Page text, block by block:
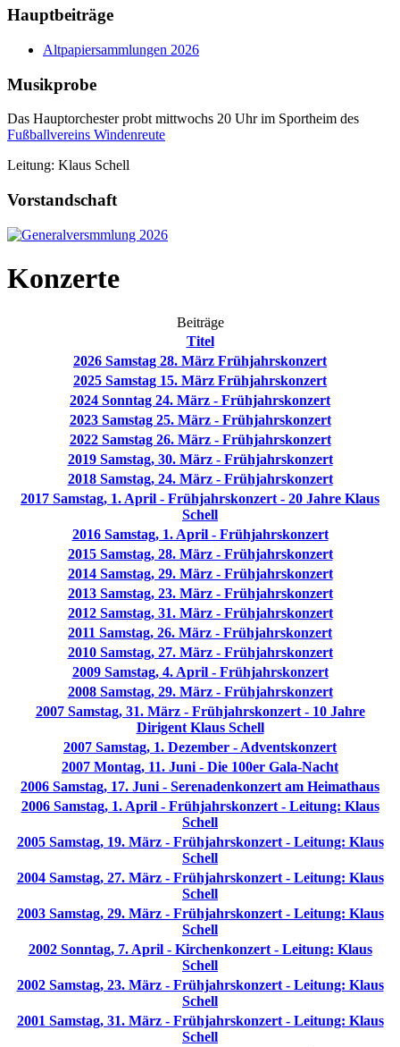
Hauptbeiträge
Altpapiersammlungen 2026
Musikprobe
Das Hauptorchester probt mittwochs 20 Uhr im Sportheim des
Fußballvereins Windenreute
Leitung: Klaus Schell
Vorstandschaft
Konzerte
Beiträge
Titel
2026 Samstag 28. März Frühjahrskonzert
2025 Samstag 15. März Frühjahrskonzert
2024 Sonntag 24. März - Frühjahrskonzert
2023 Samstag 25. März - Frühjahrskonzert
2022 Samstag 26. März - Frühjahrskonzert
2019 Samstag, 30. März - Frühjahrskonzert
2018 Samstag, 24. März - Frühjahrskonzert
2017 Samstag, 1. April - Frühjahrskonzert - 20 Jahre Klaus
Schell
2016 Samstag, 1. April - Frühjahrskonzert
2015 Samstag, 28. März - Frühjahrskonzert
2014 Samstag, 29. März - Frühjahrskonzert
2013 Samstag, 23. März - Frühjahrskonzert
2012 Samstag, 31. März - Frühjahrskonzert
2011 Samstag, 26. März - Frühjahrskonzert
2010 Samstag, 27. März - Frühjahrskonzert
2009 Samstag, 4. April - Frühjahrskonzert
2008 Samstag, 29. März - Frühjahrskonzert
2007 Samstag, 31. März - Frühjahrskonzert - 10 Jahre
Dirigent Klaus Schell
2007 Samstag, 1. Dezember - Adventskonzert
2007 Montag, 11. Juni - Die 100er Gala-Nacht
2006 Samstag, 17. Juni - Serenadenkonzert am Heimathaus
2006 Samstag, 1. April - Frühjahrskonzert - Leitung: Klaus
Schell
2005 Samstag, 19. März - Frühjahrskonzert - Leitung: Klaus
Schell
2004 Samstag, 27. März - Frühjahrskonzert - Leitung: Klaus
Schell
2003 Samstag, 29. März - Frühjahrskonzert - Leitung: Klaus
Schell
2002 Sonntag, 7. April - Kirchenkonzert - Leitung: Klaus
Schell
2002 Samstag, 23. März - Frühjahrskonzert - Leitung: Klaus
Schell
2001 Samstag, 31. März - Frühjahrskonzert - Leitung: Klaus
Schell